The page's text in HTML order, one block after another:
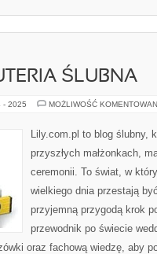
ŚLUBNA
- 2025 MOŻLIWOŚĆ
Lily.com.pl to blog ślubny,
przyszłych małżonkach,
ceremonii. To świat, w
wielkiego dnia przestają
przyjemną przygodą krok
przewodnik po świecie
oraz fachową wiedzę, aby